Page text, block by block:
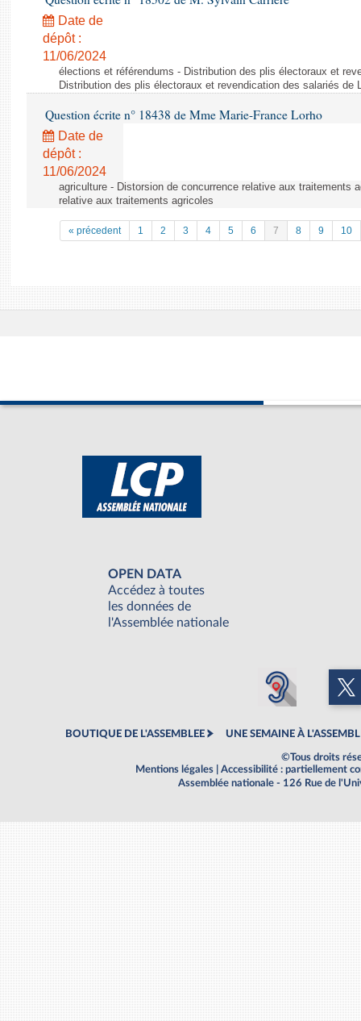
Date de
dépôt :
11/06/2024
élections et référendums - Distribution des plis électoraux et
Distribution des plis électoraux et revendication des salariés de
Question écrite n° 18438 de Mme Marie-France Lorho
Date de
dépôt :
11/06/2024
agriculture - Distorsion de concurrence relative aux traitements
relative aux traitements agricoles
« précedent 1 2 3 4 5 6 7 8 9 10
OPEN DATA
Accédez à toutes
les données de
l'Assemblée nationale
BOUTIQUE DE L'ASSEMBLEE UNE SEMAINE À
©Tous droits
Mentions légales
Accessibilité : partiellement
Assemblée nationale - 126 Rue de